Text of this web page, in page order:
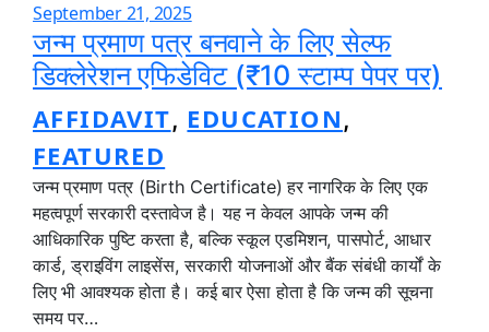
September 21, 2025
जन्म प्रमाण पत्र बनवाने के लिए सेल्फ
डिक्लेरेशन एफिडेविट (₹10 स्टाम्प पेपर पर)
AFFIDAVIT, EDUCATION
FEATURED
जन्म प्रमाण पत्र (Birth Certificate) हर नागरिक के लिए एक
महत्वपूर्ण सरकारी दस्तावेज है। यह न केवल आपके जन्म की
आधिकारिक पुष्टि करता है, बल्कि स्कूल एडमिशन, पासपोर्ट, आधार
कार्ड, ड्राइविंग लाइसेंस, सरकारी योजनाओं और बैंक संबंधी कार्यों के
लिए भी आवश्यक होता है। कई बार ऐसा होता है कि जन्म की सूचना
समय पर…